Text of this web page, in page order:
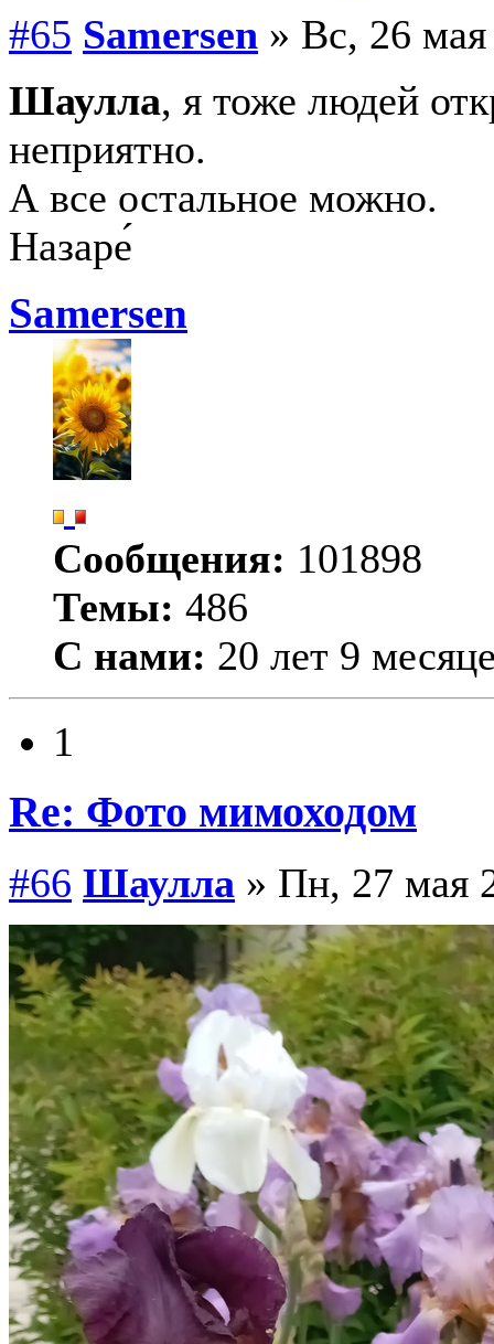
#65 Samersen » Вс, 26
Шаулла, я тоже людей
неприятно.
А все остальное можно.
Назаре́
Samersen
Сообщения: 101898
Темы: 486
С нами: 20 лет 9
1
Re: Фото мимоходом
#66 Шаулла » Пн, 27 мая